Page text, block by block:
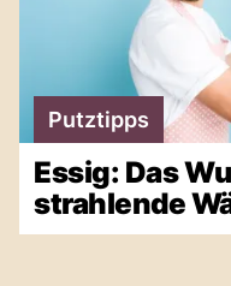
Putztipps
Essig: Das
strahlende